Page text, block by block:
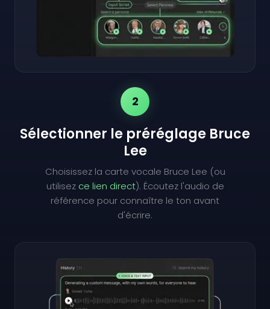
2
Sélectionner le préréglage Bruce
Lee
Choisissez la carte vocale Bruce Lee (ou
utilisez ce lien direct). Écoutez l'audio de
référence pour connaître le ton avant
d'écrire.